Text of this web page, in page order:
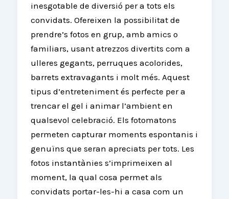
inesgotable de diversió per a tots els
convidats. Ofereixen la possibilitat de
prendre’s fotos en grup, amb amics o
familiars, usant atrezzos divertits com a
ulleres gegants, perruques acolorides,
barrets extravagants i molt més. Aquest
tipus d’entreteniment és perfecte per a
trencar el gel i animar l’ambient en
qualsevol celebració. Els fotomatons
permeten capturar moments espontanis i
genuïns que seran apreciats per tots. Les
fotos instantànies s’imprimeixen al
moment, la qual cosa permet als
convidats portar-les-hi a casa com un